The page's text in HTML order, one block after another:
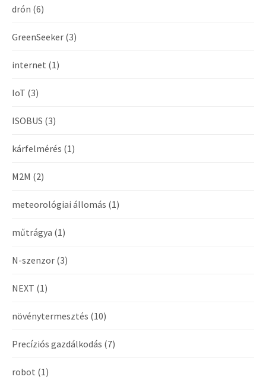
drón (6)
GreenSeeker (3)
internet (1)
IoT (3)
ISOBUS (3)
kárfelmérés (1)
M2M (2)
meteorológiai állomás (1)
műtrágya (1)
N-szenzor (3)
NEXT (1)
növénytermesztés (10)
Precíziós gazdálkodás (7)
robot (1)